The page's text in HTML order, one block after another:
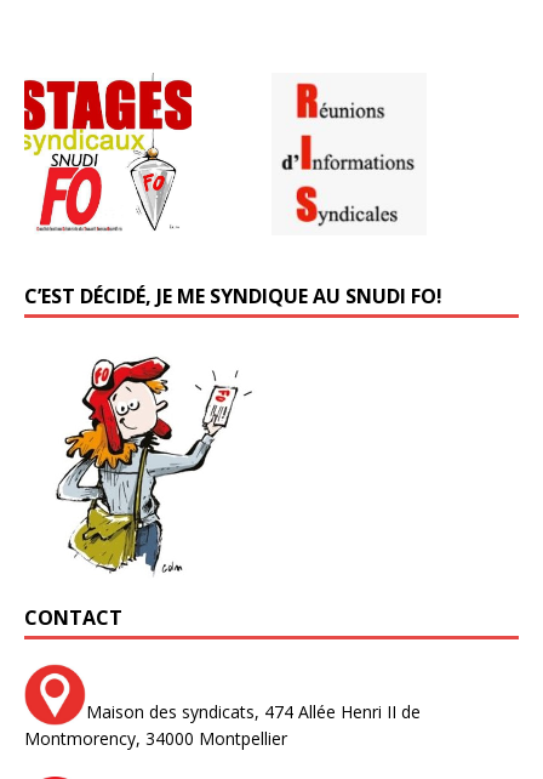
C’EST DÉCIDÉ, JE ME SYNDIQUE AU SNUDI FO!
CONTACT
Maison des syndicats, 474 Allée Henri II de
Montmorency, 34000 Montpellier